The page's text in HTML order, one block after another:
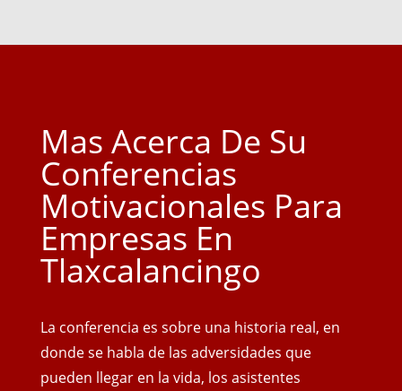
Mas Acerca De Su
Conferencias
Motivacionales Para
Empresas En
Tlaxcalancingo
La conferencia es sobre una historia real, en
donde se habla de las adversidades que
pueden llegar en la vida, los asistentes